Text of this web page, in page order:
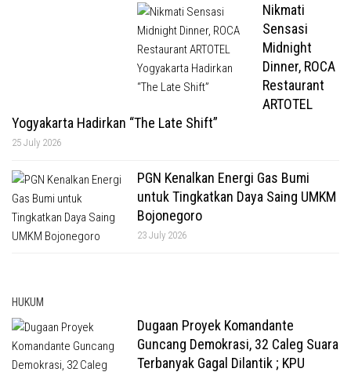
Nikmati
Sensasi
Midnight
Dinner, ROCA
Restaurant
ARTOTEL
Yogyakarta Hadirkan “The Late Shift”
25 July 2026
PGN Kenalkan Energi Gas Bumi
untuk Tingkatkan Daya Saing UMKM
Bojonegoro
23 July 2026
HUKUM
Dugaan Proyek Komandante
Guncang Demokrasi, 32 Caleg Suara
Terbanyak Gagal Dilantik ; KPU